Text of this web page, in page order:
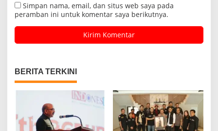
Simpan nama, email, dan situs web saya pada
peramban ini untuk komentar saya berikutnya.
BERITA TERKINI